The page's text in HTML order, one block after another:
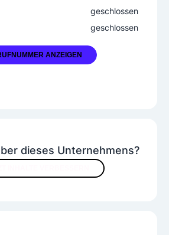
dieses Unternehmens?
geschlossen
geschlossen
ANZEIGEN